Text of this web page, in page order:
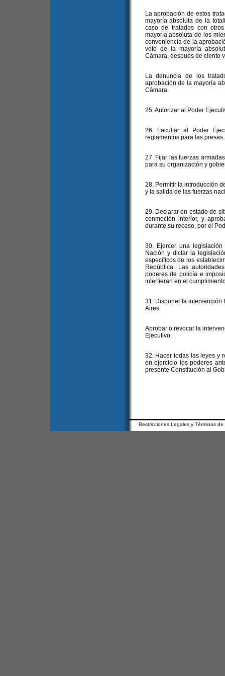
La aprobación de estos
mayoría absoluta de la
caso de tratados con
mayoría absoluta de los
conveniencia de la
voto de la mayoría
Cámara, después de ciento
La denuncia de los
aprobación de la mayoría
Cámara.
25. Autorizar al Poder
26. Facultar al Poder
reglamentos para las presas.
27. Fijar las fuerzas
para su organización y
28. Permitir la introducción
y la salida de las fuerzas
29. Declarar en estado de
conmoción interior, y
durante su receso, por el
30. Ejercer una
Nación y dictar la
específicos de los
República. Las
poderes de policía e
interfieran en el
31. Disponer la intervención
Aires.
Aprobar o revocar la
Ejecutivo.
32. Hacer todas las leyes y
en ejercicio los poderes
presente Constitución al
Restricciones Legales y Términos de